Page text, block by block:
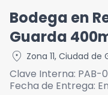
Bodega en
Guarda
location_on Zona 11, Ciudad de
Clave Interna: PAB-
Fecha de Entrega: